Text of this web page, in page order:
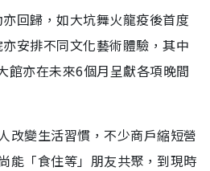
回歸，如大坑舞火龍疫後首度
安排不同文化藝術體驗，其中
館亦在未來6個月呈獻各項晚間
改變生活習慣，不少商戶縮短營
能「食住等」朋友共聚，到現時